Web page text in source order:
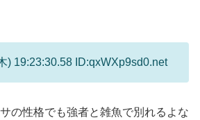
) 19:23:30.58 ID:qxWXp9sd0.net
の性格でも強者と雑魚で別れるよな